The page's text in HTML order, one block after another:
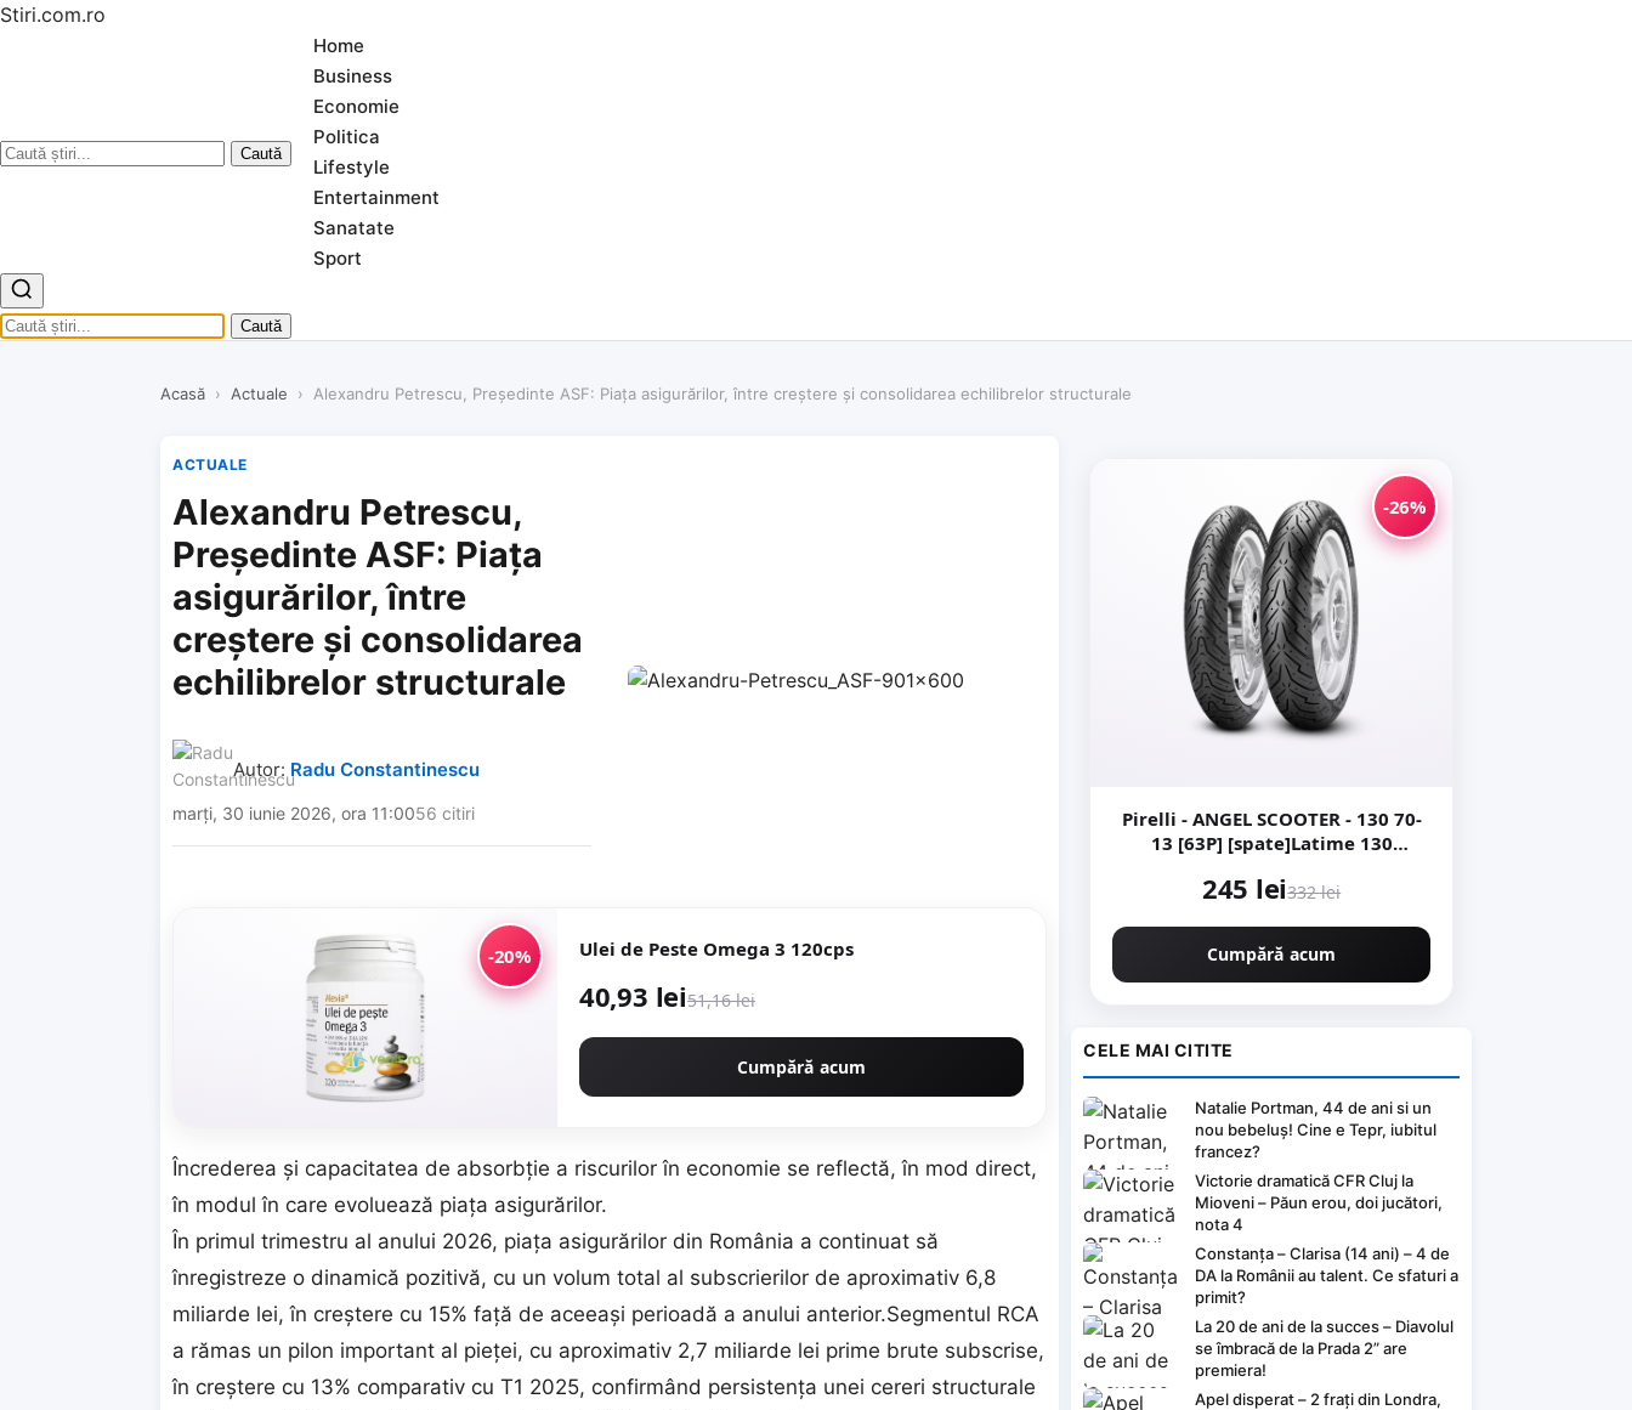
Stiri.com.ro
Caută
Home
Business
Economie
Politica
Lifestyle
Entertainment
Sanatate
Sport
Caută
Acasă › Actuale › Alexandru Petrescu, Președinte ASF: Piața asigurărilor, între creștere și consolidarea echilibrelor structurale
ACTUALE
Alexandru Petrescu,
Președinte ASF: Piața
asigurărilor, între
creștere și consolidarea
echilibrelor structurale
Autor: Radu Constantinescu
marți, 30 iunie 2026, ora 11:0056 citiri
-20% Ulei de Peste Omega 3 120cps
40,93 lei51,16 lei
Cumpără acum
Încrederea și capacitatea de absorbție a riscurilor în economie se reflectă, în mod direct,
în modul în care evoluează piața asigurărilor.
În primul trimestru al anului 2026, piața asigurărilor din România a continuat să
înregistreze o dinamică pozitivă, cu un volum total al subscrierilor de aproximativ 6,8
miliarde lei, în creștere cu 15% față de aceeași perioadă a anului anterior.Segmentul RCA
a rămas un pilon important al pieței, cu aproximativ 2,7 miliarde lei prime brute subscrise,
în creștere cu 13% comparativ cu T1 2025, confirmând persistența unei cereri structurale
-26%
Pirelli - ANGEL SCOOTER - 130 70-
13 [63P] [spate]Latime 130
245 lei332 lei
Cumpără acum
CELE MAI CITITE
Natalie Portman, 44 de ani si un
nou bebeluș! Cine e Tepr, iubitul
francez?
Victorie dramatică CFR Cluj la
Mioveni – Păun erou, doi jucători,
nota 4
Constanța – Clarisa (14 ani) – 4 de
DA la Românii au talent. Ce sfaturi a
primit?
La 20 de ani de la succes – Diavolul
se îmbracă de la Prada 2” are
premiera!
Apel disperat – 2 frați din Londra,